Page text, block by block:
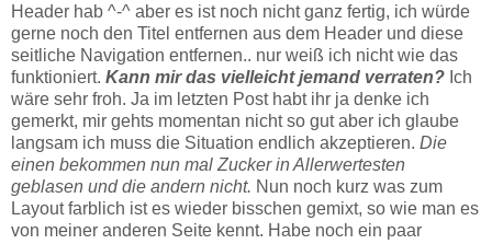
Header hab ^-^ aber es ist noch nicht ganz fertig, ich würde
gerne noch den Titel entfernen aus dem Header und diese
seitliche Navigation entfernen.. nur weiß ich nicht wie das
funktioniert. Kann mir das vielleicht jemand verraten? Ich
wäre sehr froh. Ja im letzten Post habt ihr ja denke ich
gemerkt, mir gehts momentan nicht so gut aber ich glaube
langsam ich muss die Situation endlich akzeptieren. Die
einen bekommen nun mal Zucker in Allerwertesten
geblasen und die andern nicht. Nun noch kurz was zum
Layout farblich ist es wieder bisschen gemixt, so wie man es
von meiner anderen Seite kennt. Habe noch ein paar